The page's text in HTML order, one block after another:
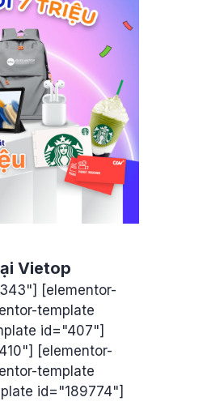
Vietop
[elementor-
template
id="407"]
[elementor-
template
id="189774"]